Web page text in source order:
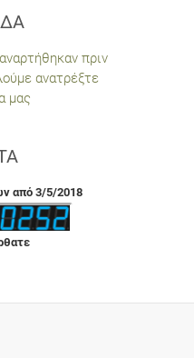
πριν
ανατρέξτε
μας
από 3/5/2018